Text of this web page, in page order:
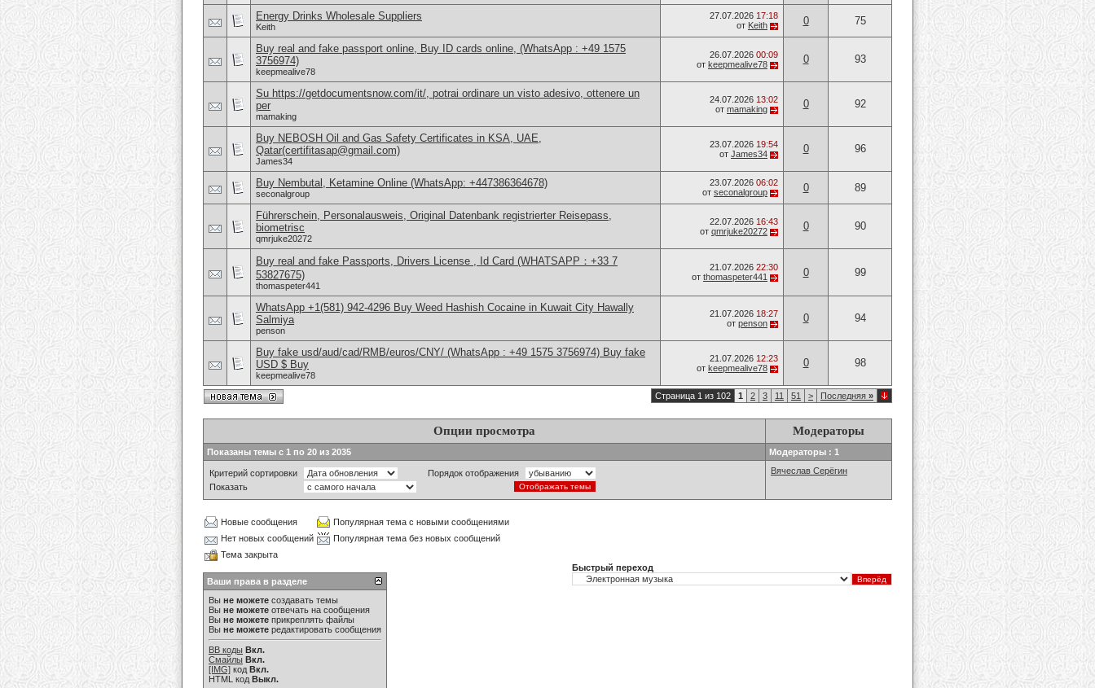
Energy Drinks Wholesale Suppliers
Keith
27.07.2026 17:18
от Keith 0 75
Buy real and fake passport online, Buy ID cards online, (WhatsApp : +49 1575
3756974)
keepmealive78
26.07.2026 00:09
от keepmealive78 0 93
Su https://getdocumentsnow.com/it/, potrai ordinare un visto adesivo, ottenere un
per
mamaking
24.07.2026 13:02
от mamaking 0 92
Buy NEBOSH Oil and Gas Safety Certificates in KSA, UAE,
Qatar(certifitasap@gmail.com)
James34
23.07.2026 19:54
от James34 0 96
Buy Nembutal, Ketamine Online (WhatsApp: +447386364678)
seconalgroup
23.07.2026 06:02
от seconalgroup 0 89
Führerschein, Personalausweis, Original Datenbank registrierter Reisepass,
biometrisc
qmrjuke20272
22.07.2026 16:43
от qmrjuke20272 0 90
Buy real and fake Passports, Drivers License , Id Card (WHATSAPP：+33 7
53827675)
thomaspeter441
21.07.2026 22:30
от thomaspeter441 0 99
WhatsApp +1(581) 942-4296 Buy Weed Hashish Cocaine in Kuwait City Hawally
Salmiya
penson
21.07.2026 18:27
от penson 0 94
Buy fake usd/aud/cad/RMB/euros/CNY/ (WhatsApp : +49 1575 3756974) Buy fake
USD $ Buy
keepmealive78
21.07.2026 12:23
от keepmealive78 0 98
Страница 1 из 102 1 2 3 11 51 > Последняя »
Опции просмотра Модераторы
Показаны темы с 1 по 20 из 2035 Модераторы : 1
Критерий сортировки
Порядок отображения
Показать
Вячеслав Серёгин
Новые сообщения
Популярная тема с новыми сообщениями
Нет новых сообщений
Популярная тема без новых сообщений
Тема закрыта
Ваши права в разделе
Вы не можете создавать темы
Вы не можете отвечать на сообщения
Вы не можете прикреплять файлы
Вы не можете редактировать сообщения
BB коды Вкл.
Смайлы Вкл.
[IMG] код Вкл.
HTML код Выкл.
Быстрый переход